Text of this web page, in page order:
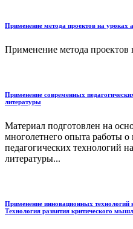
Применение метода проектов на уроках
Применение метода проектов
Применение современных
литературы
Материал подготовлен на
многолетнего опыта работы
педагогических технологий
литературы...
Применение инновационных технологий
Технология развития критического